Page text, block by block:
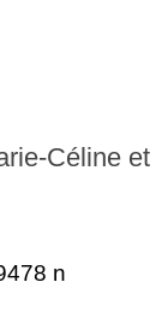
Céline et